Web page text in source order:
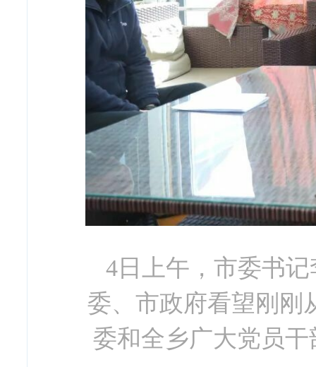
4日上午，市委书
委、市政府看望刚刚
委和全乡广大党员